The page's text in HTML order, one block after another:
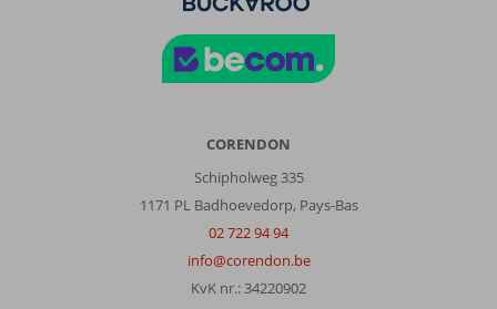
CORENDON
Schipholweg 335
1171 PL Badhoevedorp, Pays-Bas
02 722 94 94
info@corendon.be
KvK nr.: 34220902